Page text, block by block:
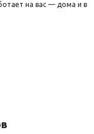
на вас — дома и в